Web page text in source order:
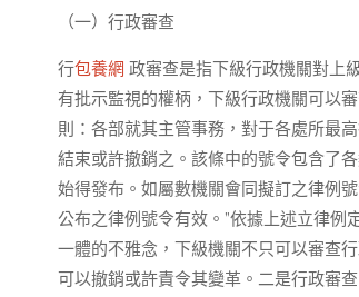
（一）行政審查
行包養網 政審查是指下級行政機關對上
有批示監視的權柄，下級行政機關可以
則：各部就其主管事務，對于各處所最
結束或許撤銷之。該條中的號令包含了
始得發布。如屬數機關會同擬訂之律例
公布之律例號令有效。”依據上述立律
一體的不雅念，下級機關不只可以審查
可以撤銷或許責令其變革。二是行政審